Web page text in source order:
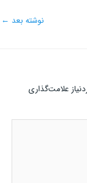
نوشته بعد ←
علامت‌گذاری